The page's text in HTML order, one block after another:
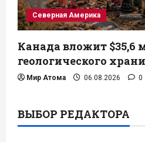
Северная Америка
Канада вложит $35,6
геологического
Мир Атома 06.08.2026 0
ВЫБОР РЕДАКТОРА